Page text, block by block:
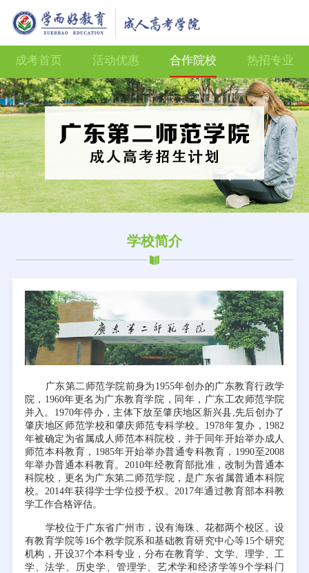
成考首页 活动优惠 合作院校 热招专业
学校简介
广东第二师范学院前身为1955年创办的广东教育行政学
院，1960年更名为广东教育学院，同年，广东工农师范学院
并入。1970年停办，主体下放至肇庆地区新兴县,先后创办了
肇庆地区师范学校和肇庆师范专科学校。1978年复办，1982
年被确定为省属成人师范本科院校，并于同年开始举办成人
师范本科教育，1985年开始举办普通专科教育，1990至2008
年举办普通本科教育。2010年经教育部批准，改制为普通本
科院校，更名为广东第二师范学院，是广东省属普通本科院
校。2014年获得学士学位授予权。2017年通过教育部本科教
学工作合格评估。
学校位于广东省广州市，设有海珠、花都两个校区。设
有教育学院等16个教学院系和基础教育研究中心等15个研究
机构，开设37个本科专业，分布在教育学、文学、理学、工
学、法学、历史学、管理学、艺术学和经济学等9个学科门